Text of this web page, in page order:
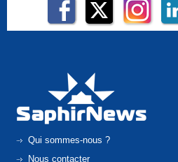
Qui sommes-nous ?
Nous contacter